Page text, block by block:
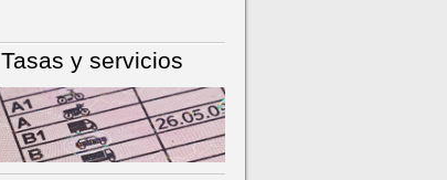
Tasas y servicios